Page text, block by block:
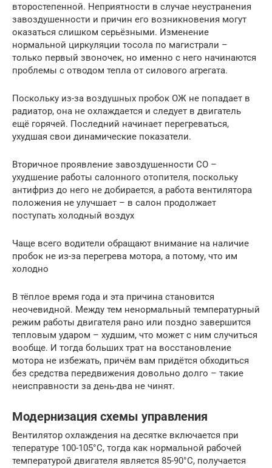
второстепенной. Неприятности в случае неустранения
завоздушенности и причин его возникновения могут
оказаться слишком серьёзными. Изменение
нормальной циркуляции тосола по магистрали –
только первый звоночек, но именно с него начинаются
проблемы с отводом тепла от силового агрегата.
Поскольку из-за воздушных пробок ОЖ не попадает в
радиатор, она не охлаждается и следует в двигатель
ещё горячей. Последний начинает перегреваться,
ухудшая свои динамические показатели.
Вторичное проявление завоздушенности СО –
ухудшение работы салонного отопителя, поскольку
антифриз до него не добирается, а работа вентилятора
положения не улучшает – в салон продолжает
поступать холодный воздух
Чаще всего водители обращают внимание на наличие
пробок не из-за перегрева мотора, а потому, что им
холодно
В тёплое время года и эта причина становится
неочевидной. Между тем ненормальный температурный
режим работы двигателя рано или поздно завершится
тепловым ударом – худшим, что может с ним случиться
вообще. И тогда больших трат на восстановление
мотора не избежать, причём вам придётся обходиться
без средства передвижения довольно долго – такие
неисправности за день-два не чинят.
Модернизация схемы управления
Вентилятор охлаждения на десятке включается при
тепературе 100-105°C, тогда как нормальной рабочей
температурой двигателя является 85-90°С, получается